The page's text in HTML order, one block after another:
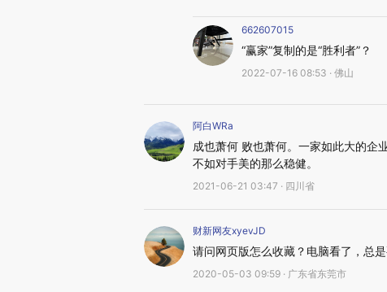
662607015
“赢家”复制的是“胜利者”？
2022-07-16 08:53 · 佛山
阿白WRa
成也萧何 败也萧何。一家如此大的企
不如对手美的那么稳健。
2021-06-21 03:47 · 四川省
财新网友xyevJD
请问网页版怎么收藏？电脑看了，总
2020-05-03 09:59 · 广东省东莞市